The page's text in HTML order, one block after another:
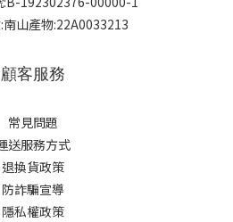
南山產物:22A0033213
顧客服務
常見問題
送服務方式
退換貨政策
防詐騙宣導
隱私權政策